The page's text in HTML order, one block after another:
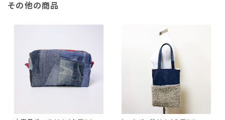
その他の商品